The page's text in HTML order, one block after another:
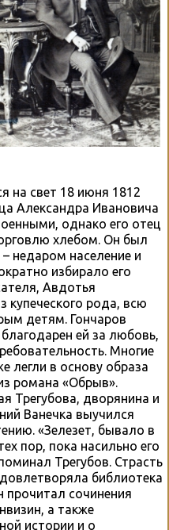
на свет 18 июня 1812
Александра Ивановича
однако его отец
хлебом. Он был
недаром население и
избирало его
Авдотья
купеческого рода, всю
детям. Гончаров
ей за любовь,
Многие
легли в основу образа
романа «Обрыв».
Трегубова, дворянина и
Ванечка выучился
«Зелезет, бывало в
пор, пока насильно его
Трегубов. Страсть
библиотека
прочитал сочинения
а также
истории и о